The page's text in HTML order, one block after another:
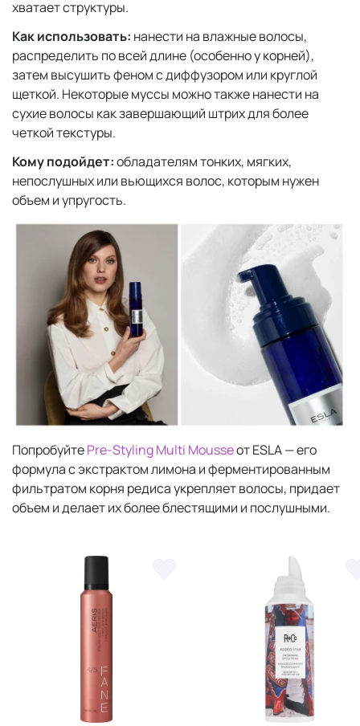
хватает структуры.
Как использовать: нанести на влажные волосы,
распределить по всей длине (особенно у корней),
затем высушить феном с диффузором или круглой
щеткой. Некоторые муссы можно также нанести на
сухие волосы как завершающий штрих для более
четкой текстуры.
Кому подойдет:обладателям тонких, мягких,
непослушных или вьющихся волос, которым нужен
объем и упругость.
ПопробуйтеPre-Styling Multi Mousseот ESLA — его
формула с экстрактом лимона и ферментированным
фильтратом корня редиса укрепляет волосы, придает
объем и делает их более блестящими и послушными.